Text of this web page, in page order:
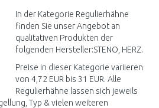
Vergleichen
In der Kategorie Regulierhähne
finden Sie unser Angebot an
qualitativen Produkten der
folgenden Hersteller:STENO, HERZ.
Preise in dieser Kategorie variieren
von 4,72 EUR bis 31 EUR. Alle
Regulierhähne lassen sich jeweils
Typ & vielen weiteren